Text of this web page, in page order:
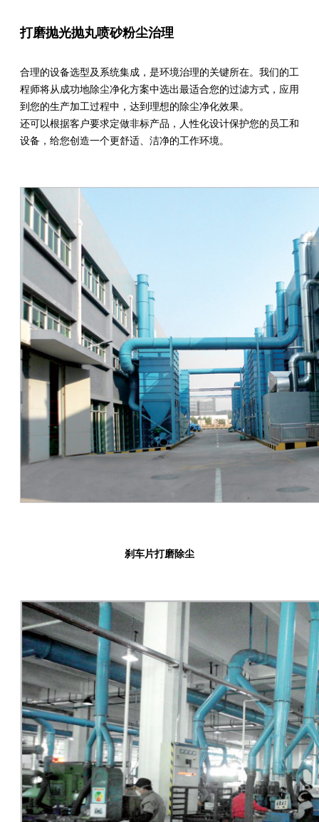
打磨抛光抛丸喷砂粉尘治理
合理的设备选型及系统集成，是环境治理的关键所在。我们的工
程师将从成功地除尘净化方案中选出最适合您的过滤方式，应用
到您的生产加工过程中，达到理想的除尘净化效果。
还可以根据客户要求定做非标产品，人性化设计保护您的员工和
设备，给您创造一个更舒适、洁净的工作环境。
刹车片打磨除尘